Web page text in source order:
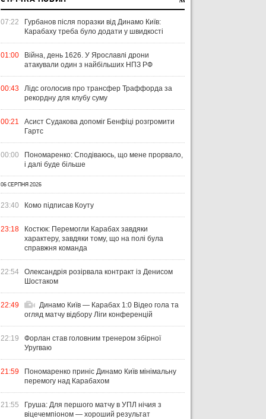
07:22
Гурбанов після поразки від Динамо Київ:
Карабаху треба було додати у швидкості
01:00
Війна, день 1626. У Ярославлі дрони
атакували один з найбільших НПЗ РФ
00:43
Лідс оголосив про трансфер Траффорда за
рекордну для клубу суму
00:21
Асист Судакова допоміг Бенфіці розгромити
Гартс
00:00
Пономаренко: Сподіваюсь, що мене прорвало,
і далі буде більше
06 СЕРПНЯ 2026
23:40 Комо підписав Коуту
23:18
Костюк: Перемогли Карабах завдяки
характеру, завдяки тому, що на полі була
справжня команда
22:54
Олександрія розірвала контракт із Денисом
Шостаком
22:49
Динамо Київ — Карабах 1:0 Відео гола та
огляд матчу відбору Ліги конференцій
22:19
Форлан став головним тренером збірної
Уругваю
21:59
Пономаренко приніс Динамо Київ мінімальну
перемогу над Карабахом
21:55
Груша: Для першого матчу в УПЛ нічия з
віцечемпіоном — хороший результат